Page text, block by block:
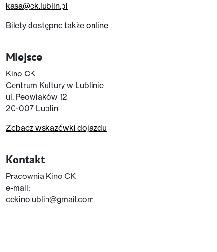
kasa@ck.lublin.pl
Bilety dostępne także online
Miejsce
Kino CK
Centrum Kultury w Lublinie
ul. Peowiaków 12
20-007 Lublin
Zobacz wskazówki dojazdu
Kontakt
Pracownia Kino CK
e-mail:
cekinolublin@gmail.com